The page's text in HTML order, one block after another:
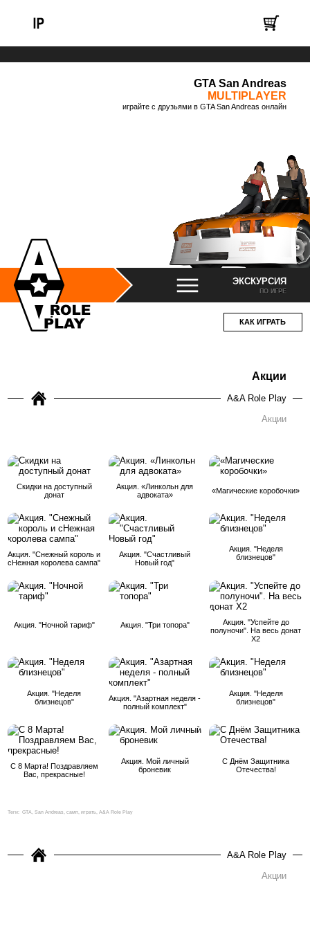
GTA San Andreas
MULTIPLAYER
играйте с друзьями в GTA San Andreas онлайн
ЭКСКУРСИЯ
ПО ИГРЕ
КАК ИГРАТЬ
Акции
A&A Role Play
Акции
Скидки на доступный
донат
Акция. «Линкольн для
адвоката»
«Магические коробочки»
Акция. "Снежный король и
сНежная королева сампа"
Акция. "Счастливый
Новый год"
Акция. "Неделя
близнецов"
Акция. "Ночной тариф" Акция. "Три топора"
Акция. "Успейте до
полуночи". На весь донат
Х2
Акция. "Неделя
близнецов"
Акция. "Азартная неделя -
полный комплект"
Акция. "Неделя
близнецов"
С 8 Марта! Поздравляем
Вас, прекрасные!
Акция. Мой личный
броневик
С Днём Защитника
Отечества!
Теги: GTA, San Andreas, самп, играть, A&A Role Play
A&A Role Play
Акции